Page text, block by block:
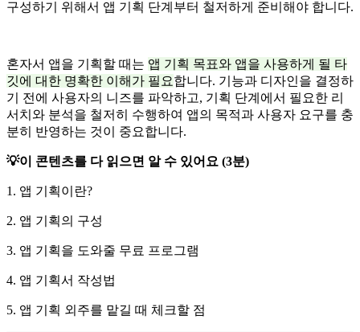
구성하기 위해서 앱 기획 단계부터 철저하게 준비해야 합니다.
혼자서 앱을 기획할 때는 앱 기획 목표와 앱을 사용하게 될 타
깃에 대한 명확한 이해가 필요합니다. 기능과 디자인을 결정하
기 전에 사용자의 니즈를 파악하고, 기획 단계에서 필요한 리
서치와 분석을 철저히 수행하여 앱의 목적과 사용자 요구를 충
분히 반영하는 것이 중요합니다.
💡이 콘텐츠를 다 읽으면 알 수 있어요 (3분)
1. 앱 기획이란?
2. 앱 기획의 구성
3. 앱 기획을 도와줄 무료 프로그램
4. 앱 기획서 작성법
5. 앱 기획 외주를 맡길 때 체크할 점